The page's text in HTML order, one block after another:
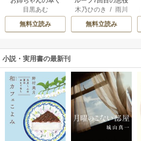
ん
目黒あむ
無料立読み
令嬢は、元敵国で
自由気ままな花嫁
生活を満喫する
木乃ひのき /雨川
透子/八美☆わん
無料立読み
小説・実用書の最新刊